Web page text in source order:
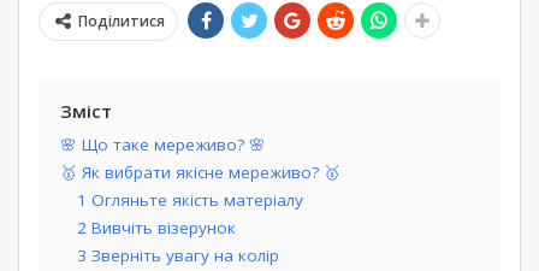
Поділитися
Зміст
🌸 Що таке мереживо? 🌸
🥇 Як вибрати якісне мереживо? 🥇
1 Огляньте якість матеріалу
2 Вивчіть візерунок
3 Зверніть увагу на колір